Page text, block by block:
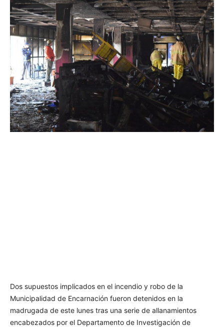
Dos supuestos implicados en el incendio y robo de la
Municipalidad de Encarnación fueron detenidos en la
madrugada de este lunes tras una serie de allanamientos
encabezados por el Departamento de Investigación de